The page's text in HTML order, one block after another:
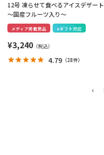
12号 凍らせて食べるアイスデザート
～国産フルーツ入り～
メディア掲載商品 eギフト対応
¥3,240
4.79 （28件）